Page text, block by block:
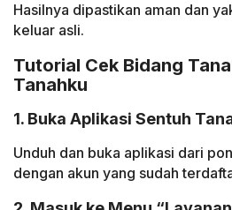
Hasilnya dipastikan aman dan
keluar asli.
Tutorial Cek Bidang
Tanahku
1. Buka Aplikasi Sentuh
Unduh dan buka aplikasi dari
dengan akun yang sudah